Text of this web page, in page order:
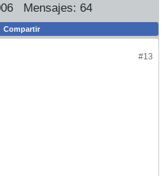
Mensajes: 64
Compartir
#13